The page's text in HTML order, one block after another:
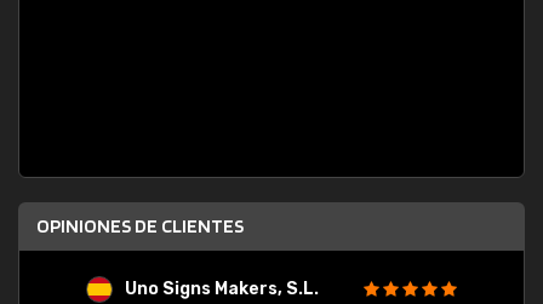
OPINIONES DE CLIENTES
Uno Signs Makers, S.L.